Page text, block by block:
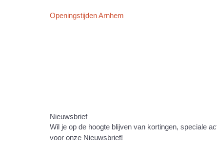
Openingstijden Arnhem
Nieuwsbrief
Wil je op de hoogte blijven van kortingen, speciale
voor onze Nieuwsbrief!